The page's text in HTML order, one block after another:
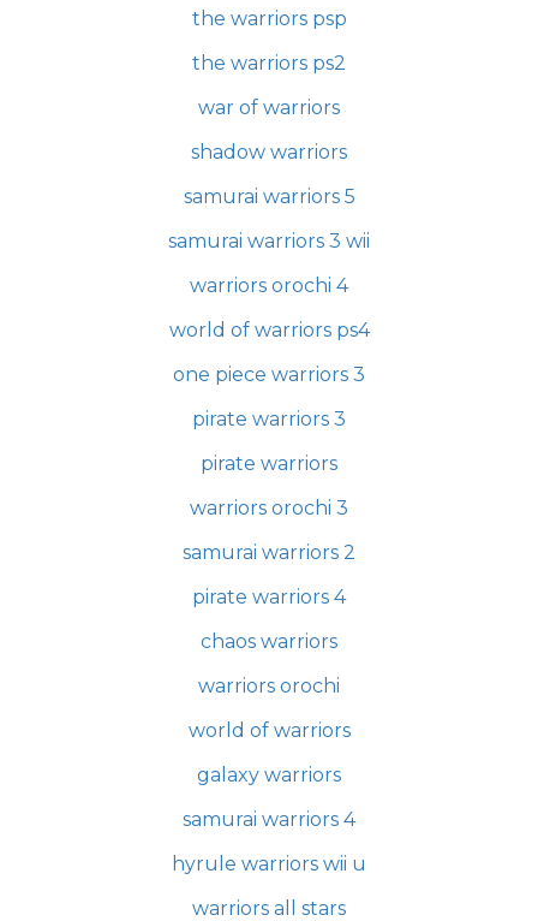
the warriors psp
the warriors ps2
war of warriors
shadow warriors
samurai warriors 5
samurai warriors 3 wii
warriors orochi 4
world of warriors ps4
one piece warriors 3
pirate warriors 3
pirate warriors
warriors orochi 3
samurai warriors 2
pirate warriors 4
chaos warriors
warriors orochi
world of warriors
galaxy warriors
samurai warriors 4
hyrule warriors wii u
warriors all stars